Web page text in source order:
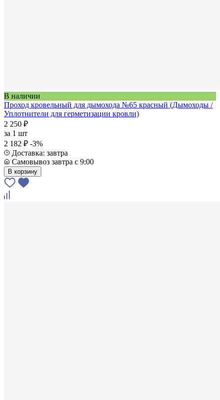
В наличии
Проход кровельный для дымохода №65 красный (Дымоходы /
Уплотнители для герметизации кровли)
2 250 ₽
за 1 шт
2 182 ₽ -3%
Доставка: завтра
Самовывоз завтра с 9:00
В корзину